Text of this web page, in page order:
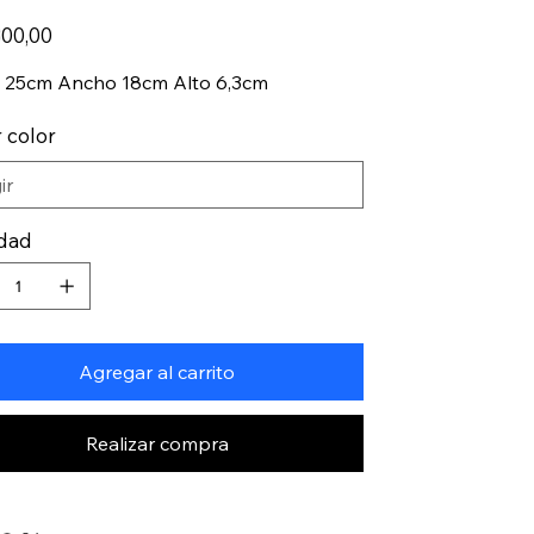
Ancho 18cm Alto 6,3cm
color
Agregar al carrito
Realizar compra